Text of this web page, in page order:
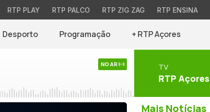
RTP PLAY RTP PALCO RTP ZIG ZAG RTP ENSINA
Desporto Programação + RTP Açores
NO AR TV
RTP Açores
Mais Notícias